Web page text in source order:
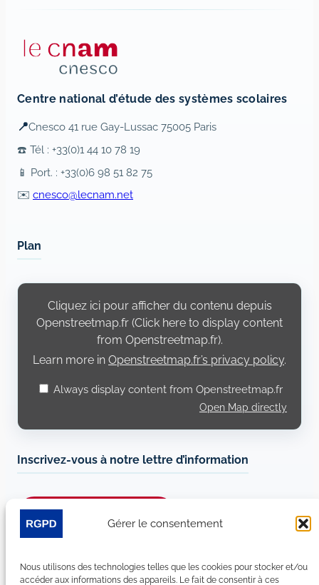
Gérer le consentement
Nous utilisons des technologies telles que les cookies pour stocker et/ou
accéder aux informations des appareils. Le fait de consentir à ces
Centre national d’étude des systèmes scolaires
📍Cnesco 41 rue Gay-Lussac 75005 Paris
☎️ Tél : +33(0)1 44 10 78 19
📱 Port. : +33(0)6 98 51 82 75
✉️ cnesco@lecnam.net
Plan
Display
Openstreetmap.fr
Cliquez ici pour afficher du contenu depuis
Openstreetmap.fr (Click here to display content
from Openstreetmap.fr).
Learn more in Openstreetmap.fr’s privacy policy.
Always display content from Openstreetmap.fr
Open Map directly
Inscrivez-vous à notre lettre d’information
Je m’abonne à la newsletter